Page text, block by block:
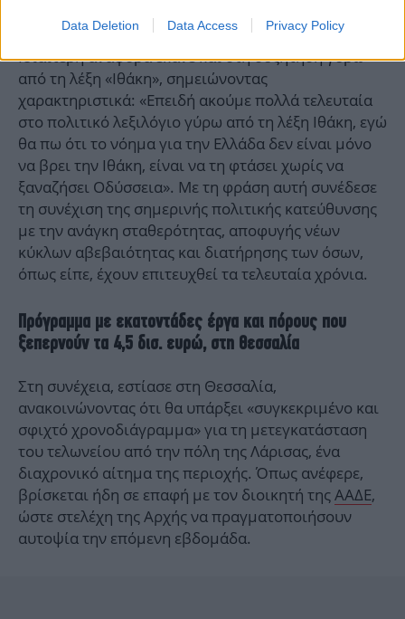
Data Deletion Data Access Privacy Policy
Ιδιαίτερη αναφορά έκανε και στη συζήτηση γύρω
από τη λέξη «Ιθάκη», σημειώνοντας
χαρακτηριστικά: «Επειδή ακούμε πολλά τελευταία
στο πολιτικό λεξιλόγιο γύρω από τη λέξη Ιθάκη, εγώ
θα πω ότι το νόημα για την Ελλάδα δεν είναι μόνο
να βρει την Ιθάκη, είναι να τη φτάσει χωρίς να
ξαναζήσει Οδύσσεια». Με τη φράση αυτή συνέδεσε
τη συνέχιση της σημερινής πολιτικής κατεύθυνσης
με την ανάγκη σταθερότητας, αποφυγής νέων
κύκλων αβεβαιότητας και διατήρησης των όσων,
όπως είπε, έχουν επιτευχθεί τα τελευταία χρόνια.
Πρόγραμμα με εκατοντάδες έργα και πόρους που
ξεπερνούν τα 4,5 δισ. ευρώ, στη Θεσσαλία
Στη συνέχεια, εστίασε στη Θεσσαλία,
ανακοινώνοντας ότι θα υπάρξει «συγκεκριμένο και
σφιχτό χρονοδιάγραμμα» για τη μετεγκατάσταση
του τελωνείου από την πόλη της Λάρισας, ένα
διαχρονικό αίτημα της περιοχής. Όπως ανέφερε,
βρίσκεται ήδη σε επαφή με τον διοικητή τηςΑΑΔΕ,
ώστε στελέχη της Αρχής να πραγματοποιήσουν
αυτοψία την επόμενη εβδομάδα.